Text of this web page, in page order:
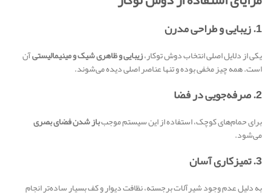
1. زیبایی و طراحی مدرن
یکی از دلایل اصلی انتخاب دوش توکار،زیبایی و ظاهری شیک و مینیمالیستیآن
است. همه چیز مخفی بوده و تنها عناصر اصلی دیده می‌شوند.
2. صرفه‌جویی در فضا
برای حمام‌های کوچک، استفاده از این سیستم موجبباز شدن فضای بصری
می‌شود.
3. تمیزکاری آسان
به دلیل عدم وجود شیرآلات برجسته، نظافت دیوار و کف بسیار ساده‌تر انجام